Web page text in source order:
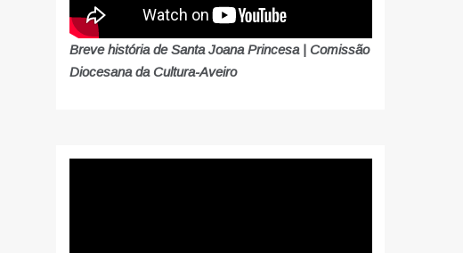
Breve história de Santa Joana Princesa | Comissão
Diocesana da Cultura-Aveiro